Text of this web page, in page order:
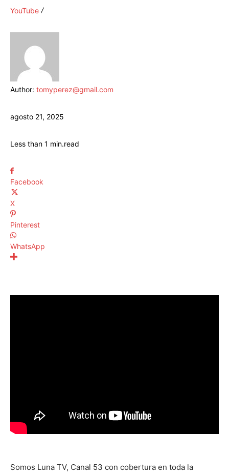
YouTube
Author: tomyperez@gmail.com
agosto 21, 2025
Less than 1 min.read
Facebook
X
Pinterest
WhatsApp
Somos Luna TV, Canal 53 con cobertura en toda la